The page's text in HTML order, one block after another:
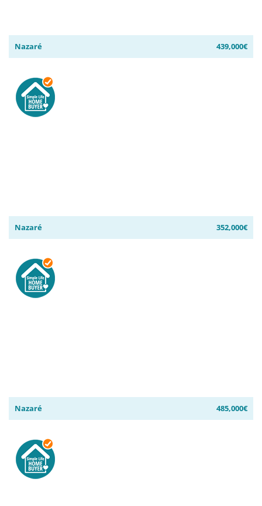
Nazaré 439,000€
Nazaré 352,000€
Nazaré 485,000€